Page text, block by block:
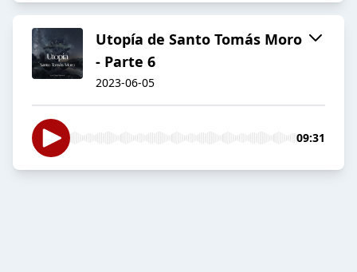
Utopía de Santo Tomás Moro
- Parte 6
2023-06-05
09:31